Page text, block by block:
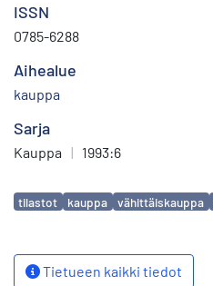
ISSN
0785-6288
Aihealue
kauppa
Sarja
Kauppa | 1993:6
Avainsanat
tilastot kauppa vähittäiskauppa
Tietueen kaikki tiedot